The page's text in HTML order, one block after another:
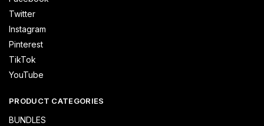
Twitter
Instagram
Pinterest
TikTok
YouTube
PRODUCT CATEGORIES
BUNDLES